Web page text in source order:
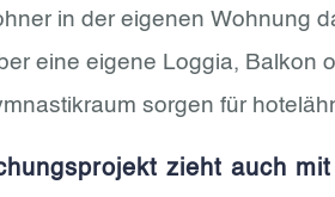
in der eigenen Wohnung
eine eigene Loggia, Balkon
sorgen für
zieht auch